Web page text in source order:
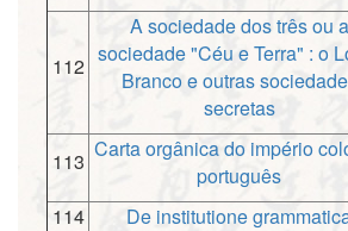
112
A sociedade dos três ou a
sociedade "Céu e Terra" : o
Branco e outras
secretas
113 Carta orgânica do império
português
114
De institutione